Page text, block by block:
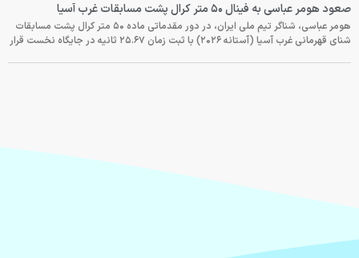
صعود هومر عباسی به فینال ۵۰ متر کرال پشت مسابقات غرب آسیا
هومر عباسی، شناگر تیم ملی ایران، در دور مقدماتی ماده ۵۰ متر کرال پشت مسابقات
شنای قهرمانی غرب آسیا (آستانه ۲۰۲۶) با ثبت زمان ۲۵.۶۷ ثانیه در جایگاه نخست قرار